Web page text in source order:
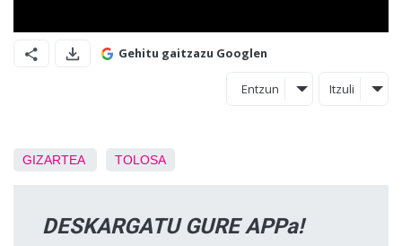
Gehitu gaitzazu Googlen
Entzun Itzuli
GIZARTEA TOLOSA
DESKARGATU GURE APPa!